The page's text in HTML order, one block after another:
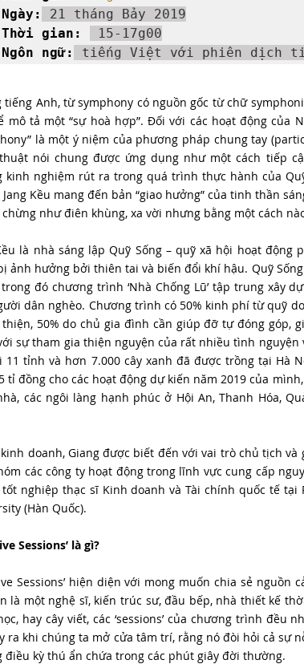
Ngày:
21 tháng Bảy 2019
Thời gian:
15-17g00
Ngôn ngữ:
tiếng Việt với phiên dịch
tiếng Anh, từ symphony có nguồn gốc từ chữ
mô tả một “sự hoà hợp”. Đối với các hoạt động của
là một ý niệm của phương pháp chung tay
nói chung được ứng dụng như một cách tiếp
kinh nghiệm rút ra trong quá trình thực hành của
Jang Kều mang đến bản “giao hưởng” của tinh thần
như điên khùng, xa vời nhưng bằng một cách
là nhà sáng lập Quỹ Sống – quỹ xã hội hoạt
ảnh hưởng bởi thiên tai và biến đổi khí hậu. Quỹ
đó chương trình ‘Nhà Chống Lũ’ tập trung xây
dân nghèo. Chương trình có 50% kinh phí từ quỹ
50% do chủ gia đình cần giúp đỡ tự đóng góp,
sự tham gia thiện nguyện của rất nhiều tình
11 tỉnh và hơn 7.000 cây xanh đã được trồng tại Hà
tỉ đồng cho các hoạt động dự kiến năm 2019 của
các ngôi làng hạnh phúc ở Hội An, Thanh Hóa,
doanh, Giang được biết đến với vai trò chủ tịch và
các công ty hoạt động trong lĩnh vực cung cấp
tốt nghiệp thạc sĩ Kinh doanh và Tài chính quốc tế tại
(Hàn Quốc).
Sessions’ là gì?
Sessions’ hiện diện với mong muốn chia sẻ
là một nghệ sĩ, kiến trúc sư, đầu bếp, nhà thiết kế
hay cây viết, các ‘sessions’ của chương trình
ra khi chúng ta mở cửa tâm trí, rằng nó đòi hỏi cả sự
điều kỳ thú ẩn chứa trong các phút giây đời thường.